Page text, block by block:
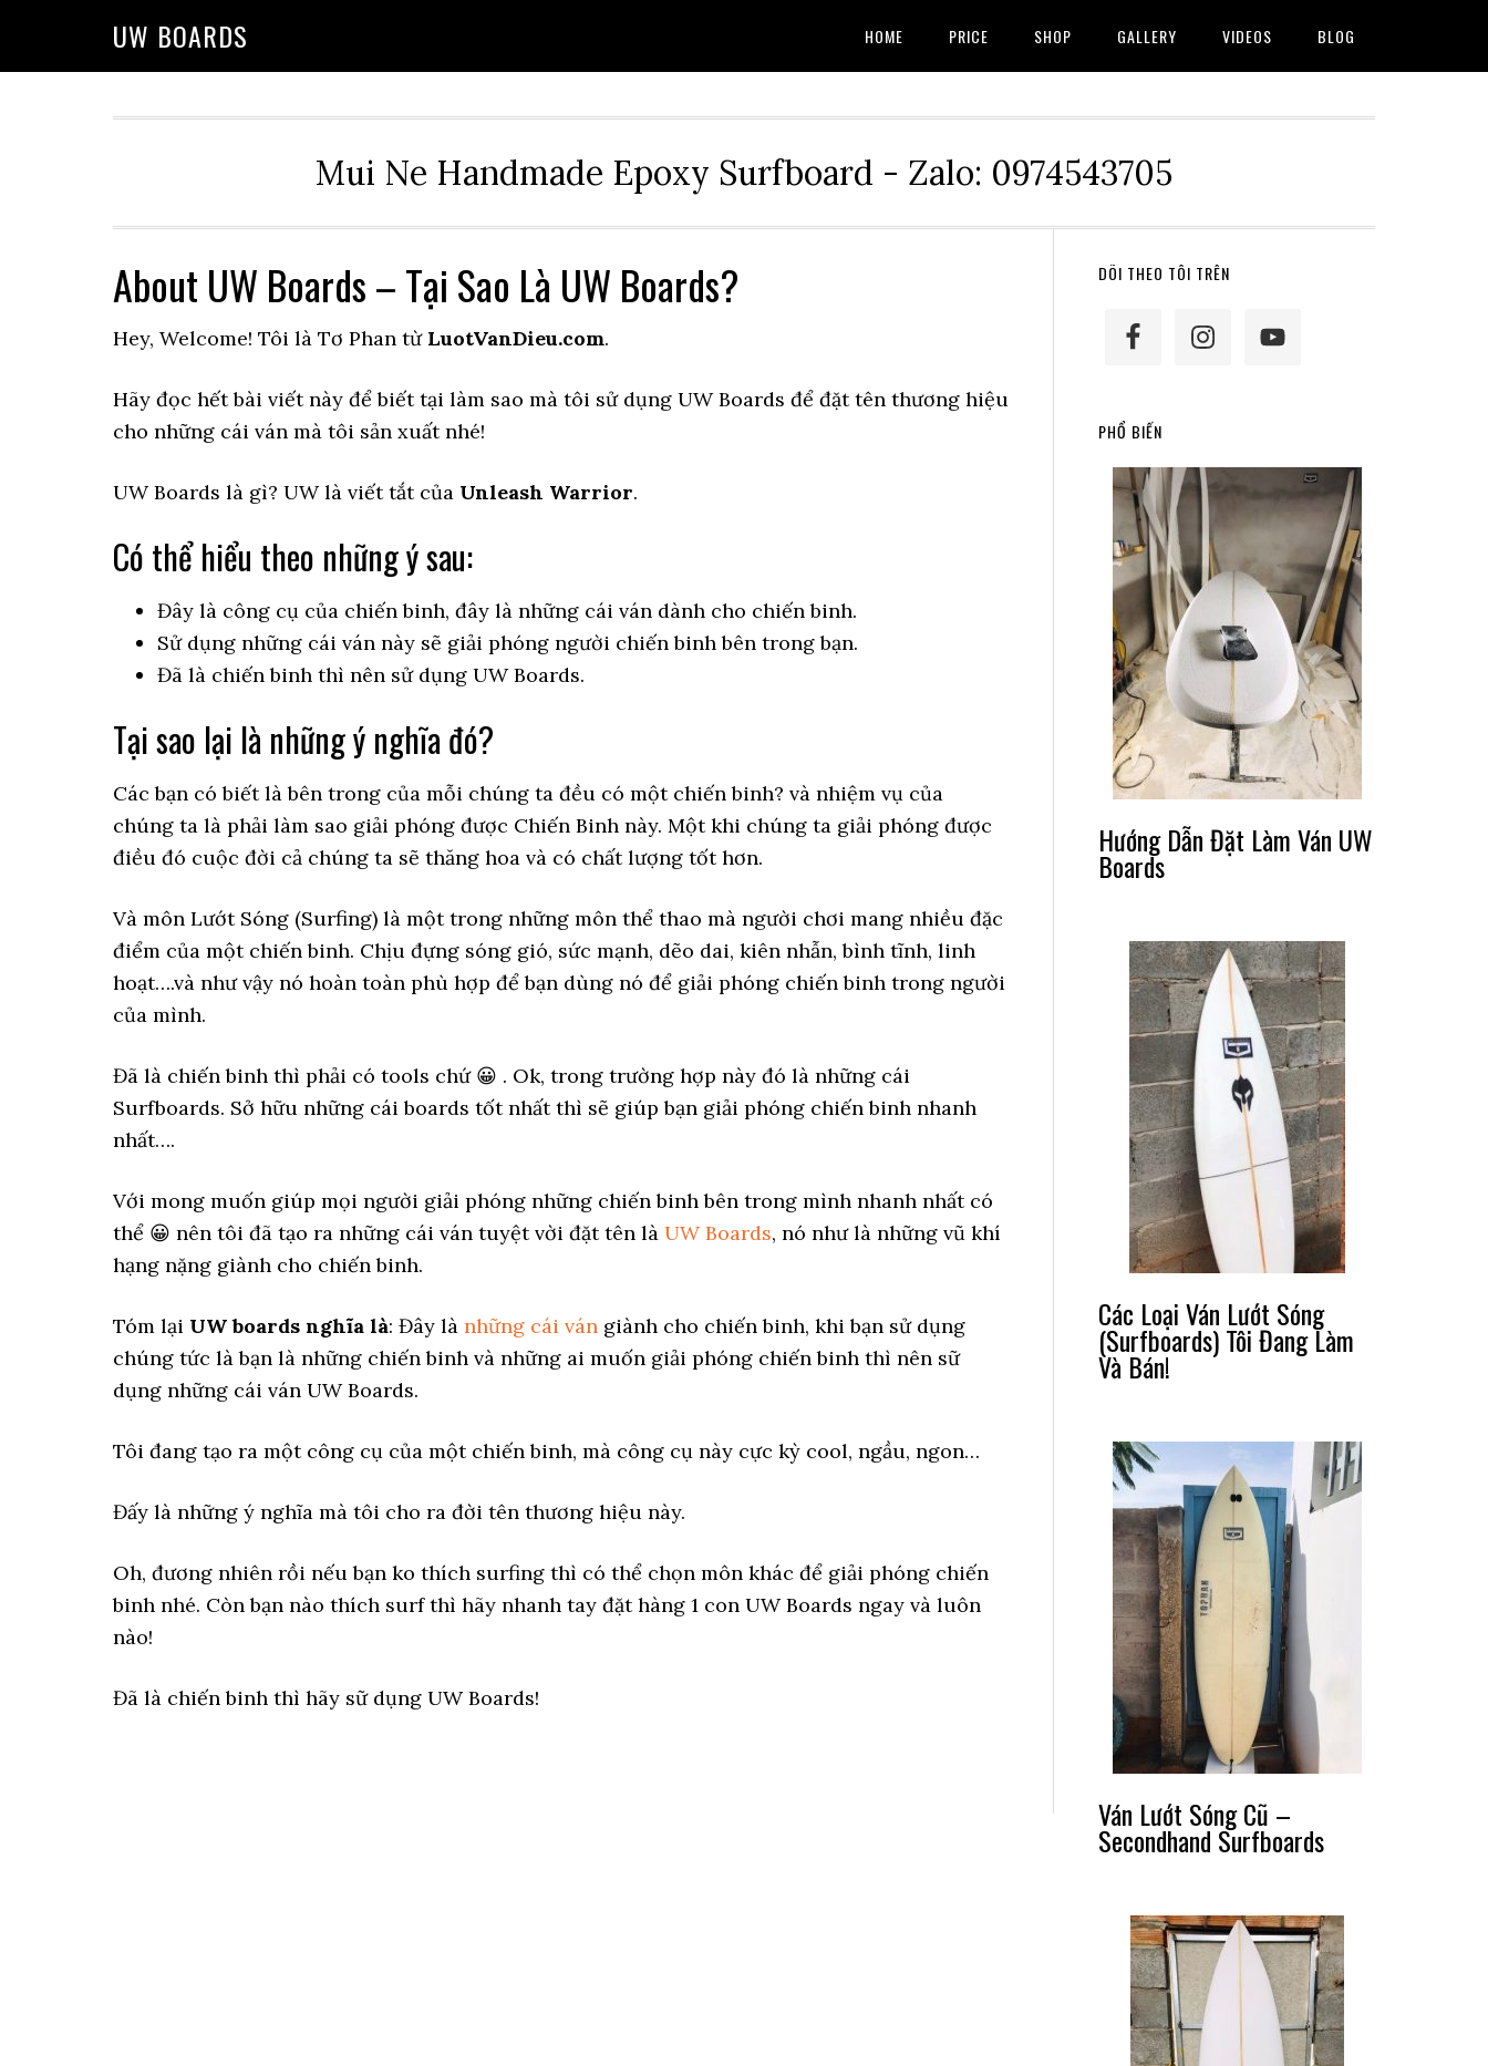
UW BOARDS HOME PRICE SHOP GALLERY VIDEOS BLOG
Mui Ne Handmade Epoxy Surfboard - Zalo: 0974543705
About UW Boards – Tại Sao Là UW Boards?
Hey, Welcome! Tôi là Tơ Phan từ LuotVanDieu.com.
Hãy đọc hết bài viết này để biết tại làm sao mà tôi sử dụng UW Boards để đặt tên thương hiệu
cho những cái ván mà tôi sản xuất nhé!
UW Boards là gì? UW là viết tắt của Unleash Warrior.
Có thể hiểu theo những ý sau:
Đây là công cụ của chiến binh, đây là những cái ván dành cho chiến binh.
Sử dụng những cái ván này sẽ giải phóng người chiến binh bên trong bạn.
Đã là chiến binh thì nên sử dụng UW Boards.
Tại sao lại là những ý nghĩa đó?
Các bạn có biết là bên trong của mỗi chúng ta đều có một chiến binh? và nhiệm vụ của
chúng ta là phải làm sao giải phóng được Chiến Binh này. Một khi chúng ta giải phóng được
điều đó cuộc đời cả chúng ta sẽ thăng hoa và có chất lượng tốt hơn.
Và môn Lướt Sóng (Surfing) là một trong những môn thể thao mà người chơi mang nhiều đặc
điểm của một chiến binh. Chịu đựng sóng gió, sức mạnh, dẽo dai, kiên nhẫn, bình tĩnh, linh
hoạt….và như vậy nó hoàn toàn phù hợp để bạn dùng nó để giải phóng chiến binh trong người
của mình.
Đã là chiến binh thì phải có tools chứ 😀 . Ok, trong trường hợp này đó là những cái
Surfboards. Sở hữu những cái boards tốt nhất thì sẽ giúp bạn giải phóng chiến binh nhanh
nhất….
Với mong muốn giúp mọi người giải phóng những chiến binh bên trong mình nhanh nhất có
thể 😀 nên tôi đã tạo ra những cái ván tuyệt vời đặt tên là UW Boards, nó như là những vũ khí
hạng nặng giành cho chiến binh.
Tóm lại UW boards nghĩa là: Đây là những cái ván giành cho chiến binh, khi bạn sử dụng
chúng tức là bạn là những chiến binh và những ai muốn giải phóng chiến binh thì nên sữ
dụng những cái ván UW Boards.
Tôi đang tạo ra một công cụ của một chiến binh, mà công cụ này cực kỳ cool, ngầu, ngon…
Đấy là những ý nghĩa mà tôi cho ra đời tên thương hiệu này.
Oh, đương nhiên rồi nếu bạn ko thích surfing thì có thể chọn môn khác để giải phóng chiến
binh nhé. Còn bạn nào thích surf thì hãy nhanh tay đặt hàng 1 con UW Boards ngay và luôn
nào!
Đã là chiến binh thì hãy sữ dụng UW Boards!
Primary
Sidebar
DÕI THEO TÔI TRÊN
PHỔ BIẾN
Hướng Dẫn Đặt Làm Ván UW
Boards
Các Loại Ván Lướt Sóng
(Surfboards) Tôi Đang Làm
Và Bán!
Ván Lướt Sóng Cũ –
Secondhand Surfboards